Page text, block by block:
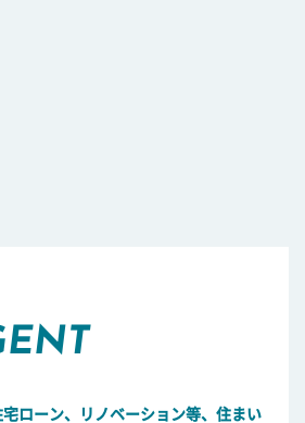
ローン、リノベーション等、住まい